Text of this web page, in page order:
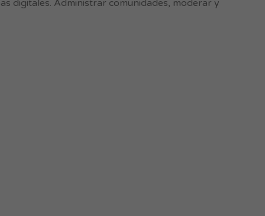
digitales. Administrar comunidades, moderar y